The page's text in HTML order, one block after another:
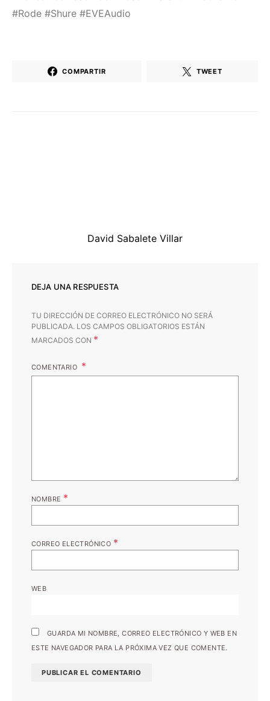
#Rode #Shure #EVEAudio
COMPARTIR TWEET
David Sabalete Villar
DEJA UNA RESPUESTA
TU DIRECCIÓN DE CORREO ELECTRÓNICO NO SERÁ
PUBLICADA. LOS CAMPOS OBLIGATORIOS ESTÁN
MARCADOS CON *
COMENTARIO
NOMBRE *
CORREO ELECTRÓNICO *
WEB
GUARDA MI NOMBRE, CORREO ELECTRÓNICO Y WEB EN
ESTE NAVEGADOR PARA LA PRÓXIMA VEZ QUE COMENTE.